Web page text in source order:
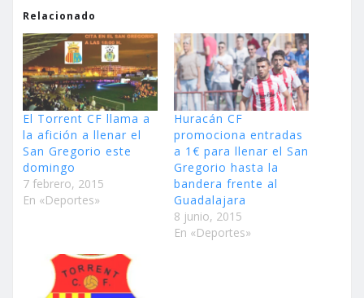
Relacionado
El Torrent CF llama a
la afición a llenar el
San Gregorio este
domingo
7 febrero, 2015
En «Deportes»
Huracán CF
promociona entradas
a 1€ para llenar el San
Gregorio hasta la
bandera frente al
Guadalajara
8 junio, 2015
En «Deportes»